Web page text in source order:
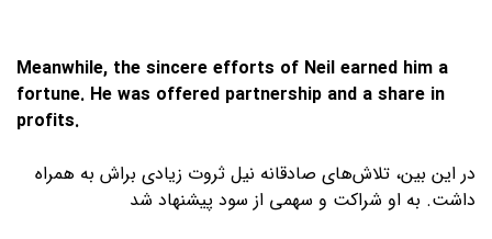
Meanwhile, the sincere efforts of Neil earned him a
fortune. He was offered partnership and a share in
profits.
در این بین، تلاش‌های صادقانه نیل ثروت زیادی براش به همراه
داشت. به او شراکت و سهمی از سود پیشنهاد شد